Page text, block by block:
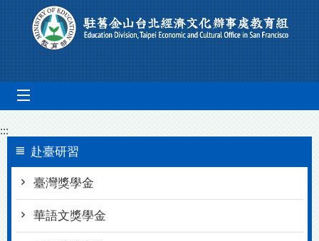
跳到主要內容區塊
:::
赴臺研習
臺灣獎學金
華語文獎學金